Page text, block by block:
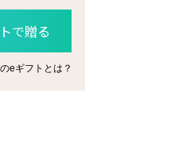
で贈る
のeギフトとは？